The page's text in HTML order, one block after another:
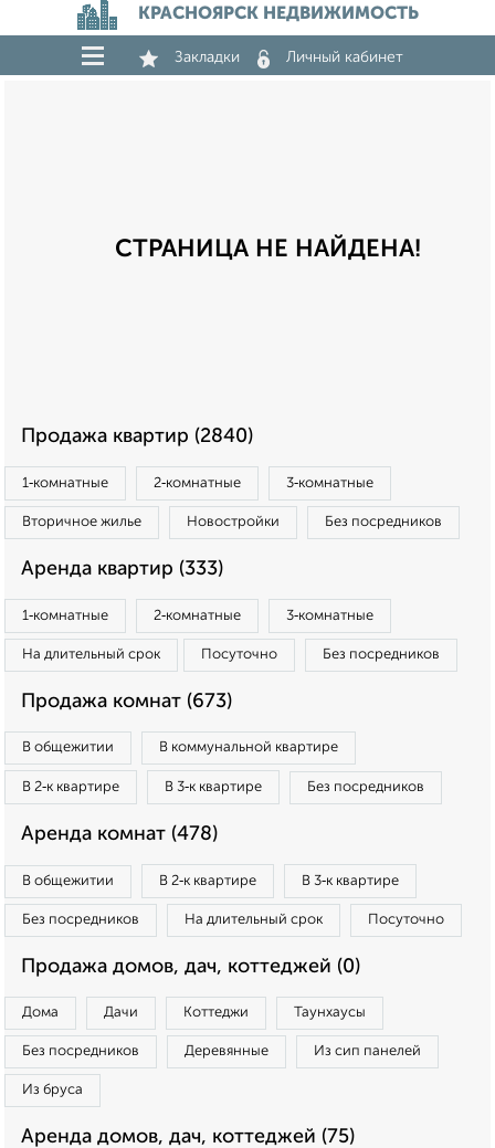
КРАСНОЯРСК НЕДВИЖИМОСТЬ
Закладки Личный кабинет
СТРАНИЦА НЕ НАЙДЕНА!
Продажа квартир (2840)
1‑комнатные 2‑комнатные 3‑комнатные
Вторичное жилье Новостройки Без посредников
Аренда квартир (333)
1‑комнатные 2‑комнатные 3‑комнатные
На длительный срок Посуточно Без посредников
Продажа комнат (673)
В общежитии В коммунальной квартире
В 2‑к квартире В 3‑к квартире Без посредников
Аренда комнат (478)
В общежитии В 2‑к квартире В 3‑к квартире
Без посредников На длительный срок Посуточно
Продажа домов, дач, коттеджей (0)
Дома Дачи Коттеджи Таунхаусы
Без посредников Деревянные Из сип панелей
Из бруса
Аренда домов, дач, коттеджей (75)